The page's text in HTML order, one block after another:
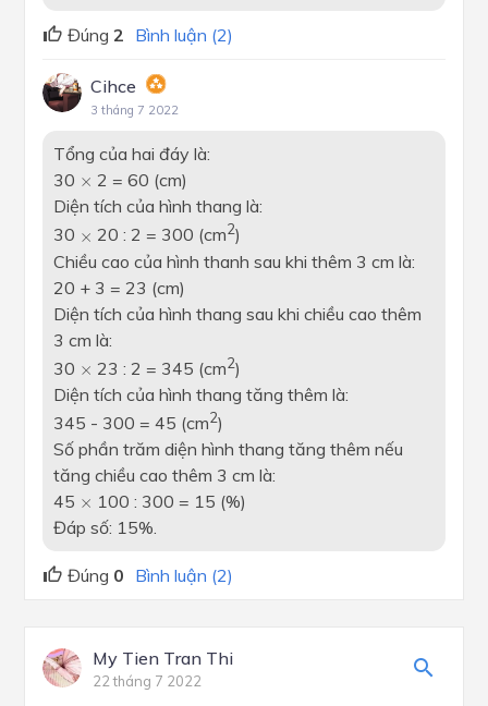
Đúng 2 Bình luận (2)
Cihce
3 tháng 7 2022
Tổng của hai đáy là:
30 ×
× 2 = 60 (cm)
Diện tích của hình thang là:
30 ×
× 20 : 2 = 300 (cm2)
Chiều cao của hình thanh sau khi thêm 3 cm là:
20 + 3 = 23 (cm)
Diện tích của hình thang sau khi chiều cao thêm
3 cm là:
30 ×
× 23 : 2 = 345 (cm2)
Diện tích của hình thang tăng thêm là:
345 - 300 = 45 (cm2)
Số phần trăm diện hình thang tăng thêm nếu
tăng chiều cao thêm 3 cm là:
45 ×
× 100 : 300 = 15 (%)
Đáp số: 15%.
Đúng 0 Bình luận (2)
My Tien Tran Thi
22 tháng 7 2022